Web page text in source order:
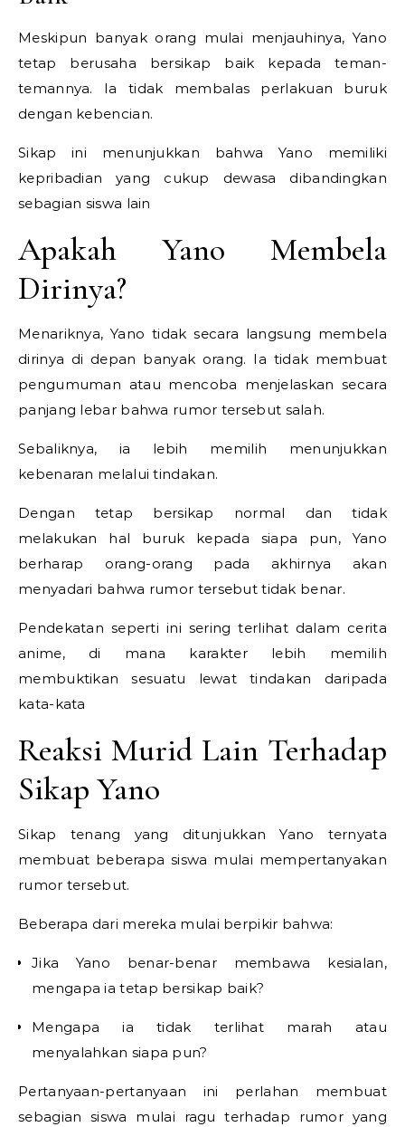
Meskipun banyak orang mulai menjauhinya, Yano
tetap berusaha bersikap baik kepada teman-
temannya. Ia tidak membalas perlakuan buruk
dengan kebencian.
Sikap ini menunjukkan bahwa Yano memiliki
kepribadian yang cukup dewasa dibandingkan
sebagian siswa lain
Apakah Yano Membela
Dirinya?
Menariknya, Yano tidak secara langsung membela
dirinya di depan banyak orang. Ia tidak membuat
pengumuman atau mencoba menjelaskan secara
panjang lebar bahwa rumor tersebut salah.
Sebaliknya, ia lebih memilih menunjukkan
kebenaran melalui tindakan.
Dengan tetap bersikap normal dan tidak
melakukan hal buruk kepada siapa pun, Yano
berharap orang-orang pada akhirnya akan
menyadari bahwa rumor tersebut tidak benar.
Pendekatan seperti ini sering terlihat dalam cerita
anime, di mana karakter lebih memilih
membuktikan sesuatu lewat tindakan daripada
kata-kata
Reaksi Murid Lain Terhadap
Sikap Yano
Sikap tenang yang ditunjukkan Yano ternyata
membuat beberapa siswa mulai mempertanyakan
rumor tersebut.
Beberapa dari mereka mulai berpikir bahwa:
Jika Yano benar-benar membawa kesialan,
mengapa ia tetap bersikap baik?
Mengapa ia tidak terlihat marah atau
menyalahkan siapa pun?
Pertanyaan-pertanyaan ini perlahan membuat
sebagian siswa mulai ragu terhadap rumor yang